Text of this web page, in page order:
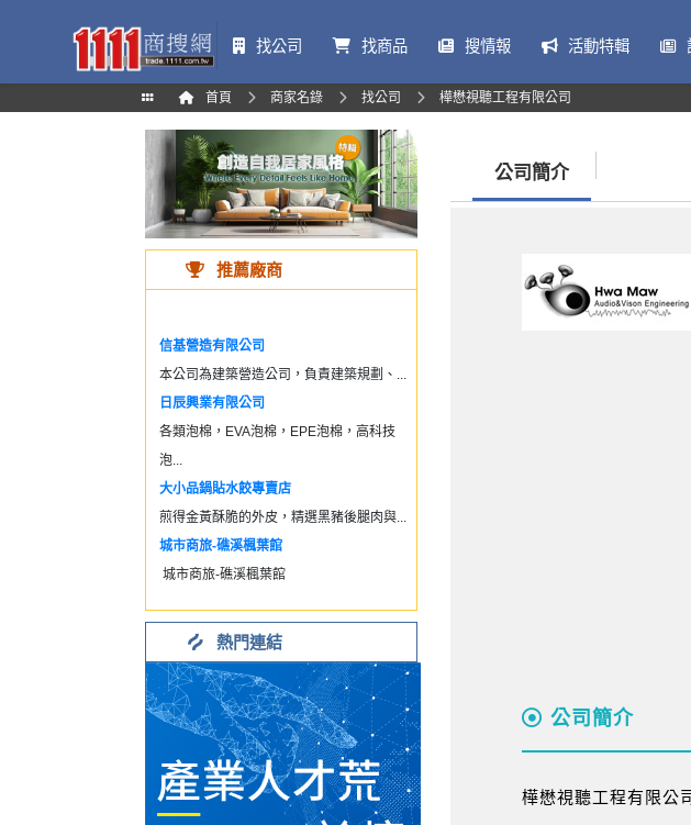
找公司 找商品 搜情報 活動特輯
首頁 商家名錄 找公司 樺懋視聽工程有限公司
推薦廠商
信基營造有限公司
本公司為建築營造公司，負責建築規劃、...
日辰興業有限公司
各類泡棉，EVA泡棉，EPE泡棉，高科技
泡...
大小品鍋貼水餃專賣店
煎得金黃酥脆的外皮，精選黑豬後腿肉與...
城市商旅-礁溪楓葉館
城市商旅-礁溪楓葉館
熱門連結
公司簡介
公司簡介
樺懋視聽工程有限公